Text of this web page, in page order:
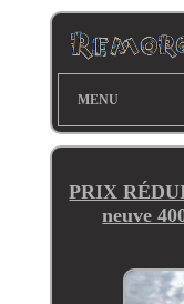
MENU
PRIX
neuve